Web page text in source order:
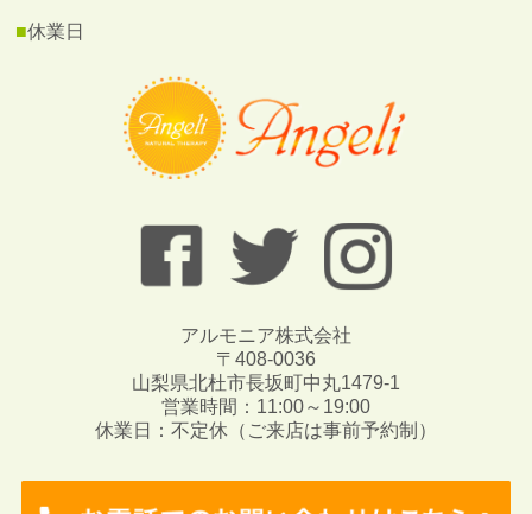
■休業日
アルモニア株式会社
〒408-0036
山梨県北杜市長坂町中丸1479-1
営業時間：11:00～19:00
休業日：不定休（ご来店は事前予約制）